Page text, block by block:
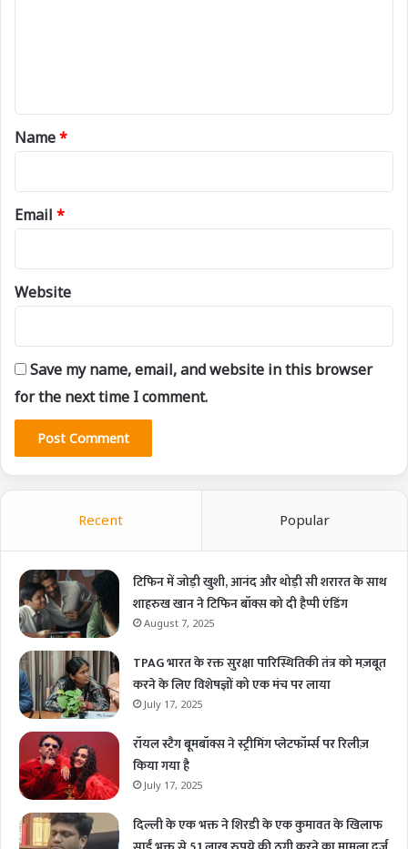
*
Name*
Email *
Website
Save my name, email, and website in this browser
for the next time I comment.
Recent Popular
टिफिन में जोड़ी खुशी, आनंद और थोड़ी सी शरारत के साथ
शाहरुख खान ने टिफिन बॉक्स को दी हैप्पी एंडिंग
August 7, 2025
TPAG भारत के रक्त सुरक्षा पारिस्थितिकी तंत्र को मज़बूत
करने के लिए विशेषज्ञों को एक मंच पर लाया
July 17, 2025
रॉयल स्टैग बूमबॉक्स ने स्ट्रीमिंग प्लेटफॉर्म्स पर रिलीज़
किया गया है
July 17, 2025
दिल्ली के एक भक्त ने शिरडी के एक कुमावत के खिलाफ